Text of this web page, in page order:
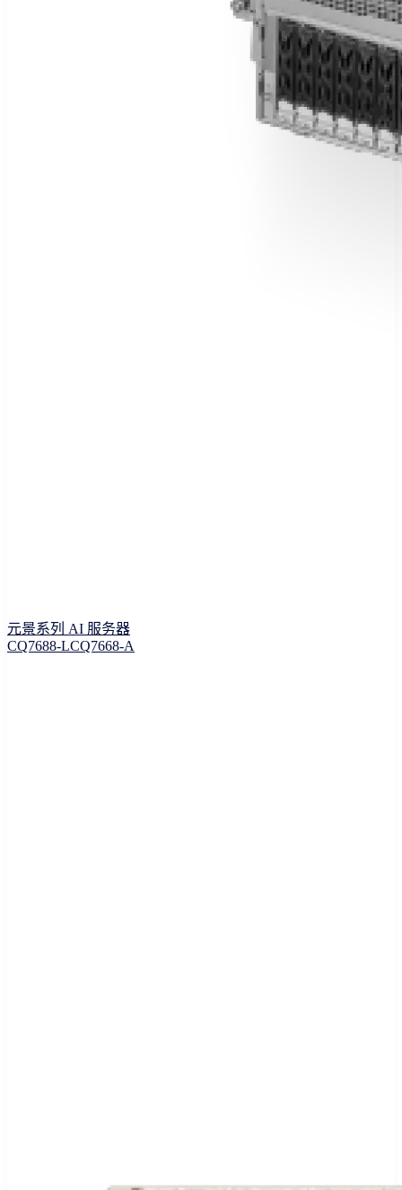
元景系列 AI 服务器
CQ7688-LCQ7668-A